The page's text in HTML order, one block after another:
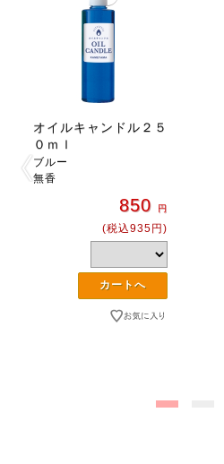
オイルキャンドル２５
０ｍｌ
ブルー
無香
850 円
(税込935円)